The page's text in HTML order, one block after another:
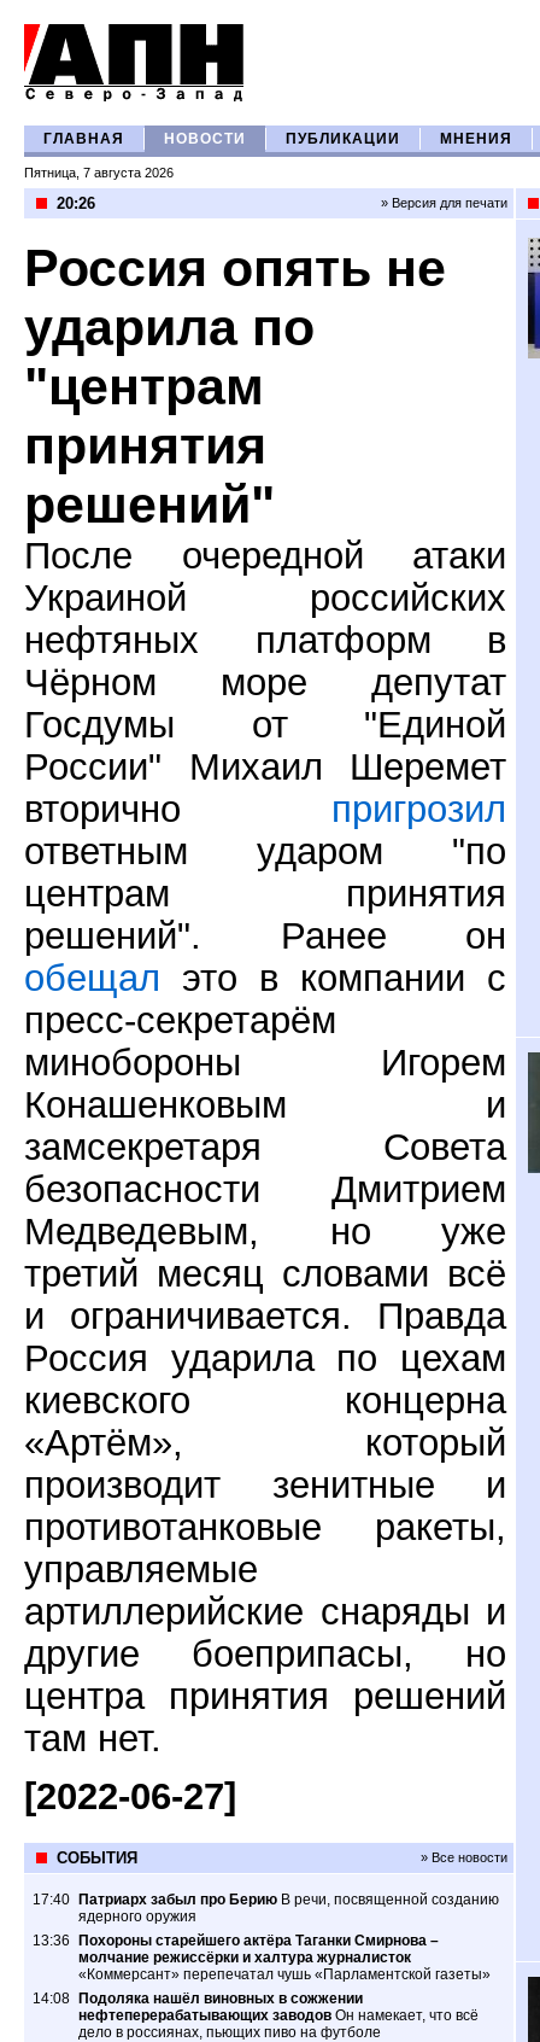
ГЛАВНАЯ НОВОСТИ ПУБЛИКАЦИИ МНЕНИЯ
Пятница, 7 августа 2026
20:26 » Версия для печати
Россия опять не
ударила по
"центрам
принятия
решений"
После очередной атаки
Украиной российских
нефтяных платформ в
Чёрном море депутат
Госдумы от "Единой
России" Михаил Шеремет
вторично пригрозил
ответным ударом "по
центрам принятия
решений". Ранее он
обещал это в компании с
пресс-секретарём
минобороны Игорем
Конашенковым и
замсекретаря Совета
безопасности Дмитрием
Медведевым, но уже
третий месяц словами всё
и ограничивается. Правда
Россия ударила по цехам
киевского концерна
«Артём», который
производит зенитные и
противотанковые ракеты,
управляемые
артиллерийские снаряды и
другие боеприпасы, но
центра принятия решений
там нет.
[2022-06-27]
СОБЫТИЯ » Все новости
17:40 Патриарх забыл про Берию В речи, посвященной созданию
ядерного оружия
13:36 Похороны старейшего актёра Таганки Смирнова –
молчание режиссёрки и халтура журналисток
«Коммерсант» перепечатал чушь «Парламентской газеты»
14:08 Подоляка нашёл виновных в сожжении
нефтеперерабатывающих заводов Он намекает, что всё
дело в россиянах, пьющих пиво на футболе